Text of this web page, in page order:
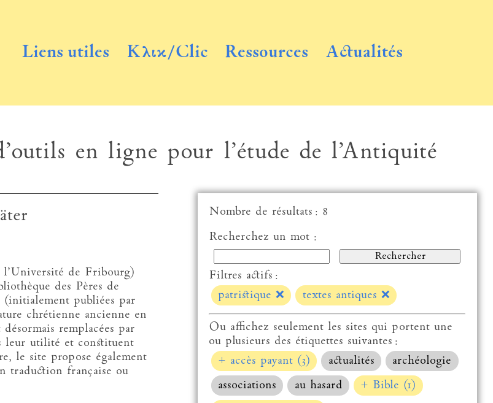
Liens utiles Κλικ/Clic Ressources Actualités
en ligne pour l’étude de l’Antiquité
l’Université de Fribourg)
des Pères de
(initialement publiées par
chrétienne ancienne en
remplacées par
leur utilité et constituent
le site propose également
traduction française ou
Nombre de résultats : 8
Recherchez un mot :
Filtres actifs :
patristique ❌ textes antiques ❌
Ou affichez seulement les sites qui portent une
ou plusieurs des étiquettes suivantes :
+ accès payant (3)
actualités
archéologie
associations
au hasard
+ Bible (1)